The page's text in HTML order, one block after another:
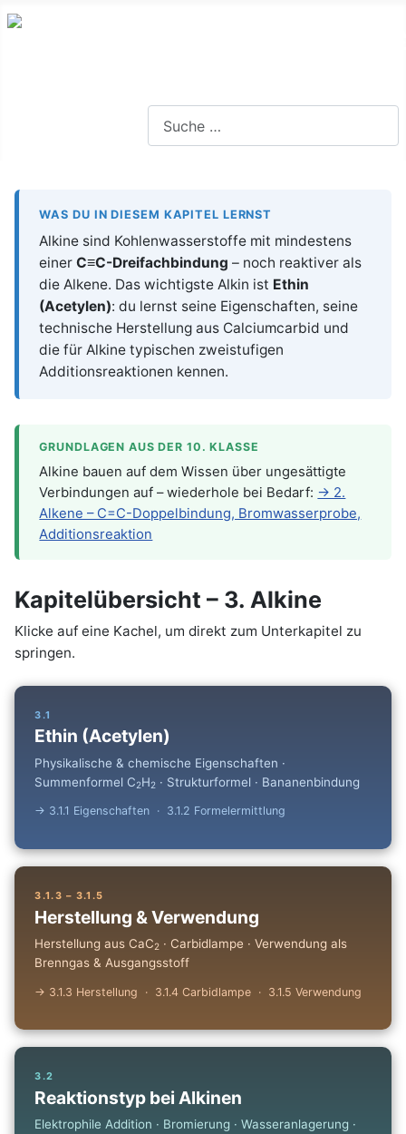
WAS DU IN DIESEM KAPITEL LERNST
Alkine sind Kohlenwasserstoffe mit mindestens
einerC≡C-Dreifachbindung – noch reaktiver als
die Alkene. Das wichtigste Alkin ist Ethin
(Acetylen): du lernst seine Eigenschaften, seine
technische Herstellung aus Calciumcarbid und
die für Alkine typischen zweistufigen
Additionsreaktionen kennen.
GRUNDLAGEN AUS DER 10. KLASSE
Alkine bauen auf dem Wissen über ungesättigte
Verbindungen auf – wiederhole bei Bedarf: → 2.
Alkene – C=C-Doppelbindung, Bromwasserprobe,
Additionsreaktion
Kapitelübersicht – 3. Alkine
Klicke auf eine Kachel, um direkt zum Unterkapitel zu
springen.
3.1
Ethin (Acetylen)
Physikalische & chemische Eigenschaften ·
Summenformel C2H2 · Strukturformel · Bananenbindung
→ 3.1.1 Eigenschaften · 3.1.2 Formelermittlung
3.1.3 – 3.1.5
Herstellung & Verwendung
Herstellung aus CaC2 · Carbidlampe · Verwendung als
Brenngas & Ausgangsstoff
→ 3.1.3 Herstellung · 3.1.4 Carbidlampe · 3.1.5 Verwendung
3.2
Reaktionstyp bei Alkinen
Elektrophile Addition · Bromierung · Wasseranlagerung ·